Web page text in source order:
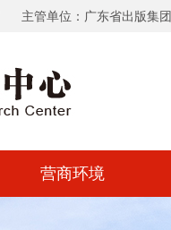
主管单位：广东省出版集团
营商环境